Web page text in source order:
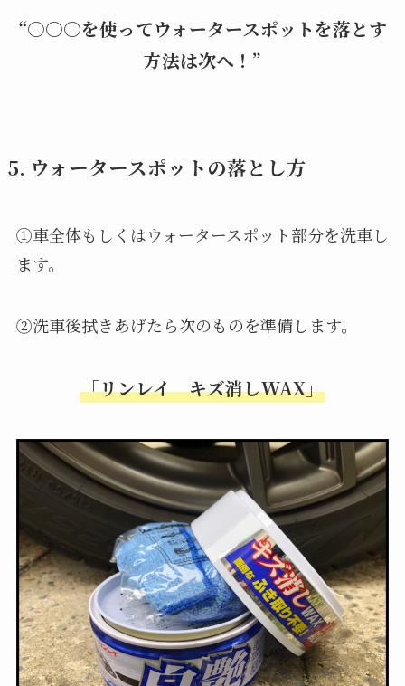
“○○○を使ってウォータースポットを落とす
方法は次へ！”
5. ウォータースポットの落とし方
①車全体もしくはウォータースポット部分を洗車し
ます。
②洗車後拭きあげたら次のものを準備します。
「リンレイ キズ消しWAX」